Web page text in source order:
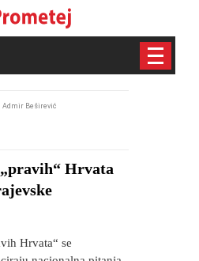
Admir Beširević
Hrvata
Hrvata“ se